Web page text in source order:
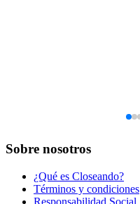
Sobre nosotros
¿Qué es Closeando?
Términos y condiciones
Responsabilidad Social